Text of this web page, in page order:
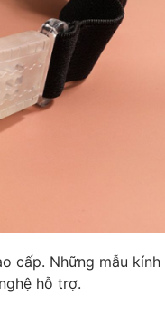
cấp. Những mẫu kính
hỗ trợ.